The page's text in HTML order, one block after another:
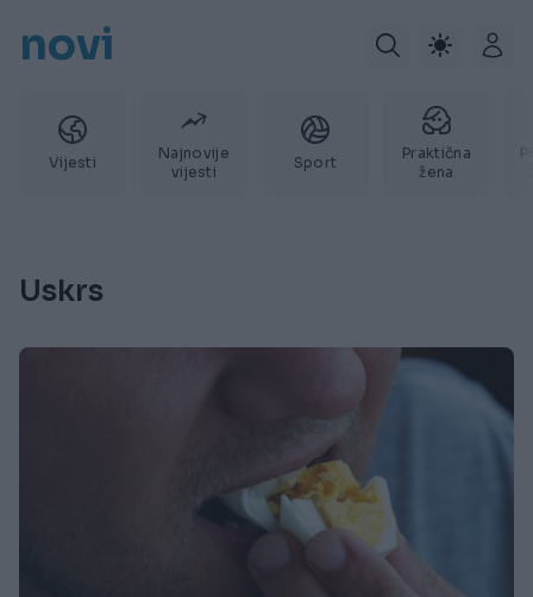
novi
Vijesti
Najnovije
vijesti
Sport
Praktična
žena
Uskrs